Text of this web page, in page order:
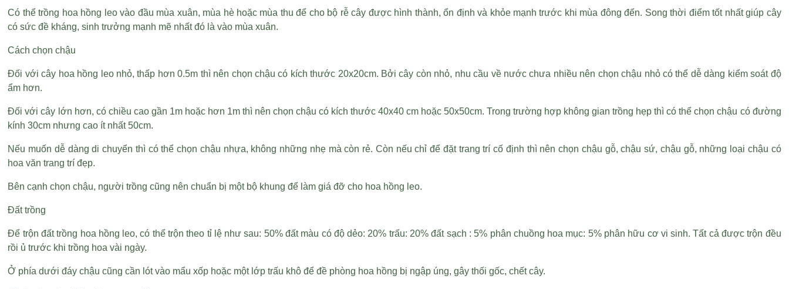
Có thể trồng hoa hồng leo vào đầu mùa xuân, mùa hè hoặc mùa thu để cho bộ rễ cây được hình thành, ổn định và khỏe mạnh trước khi mùa đông đến. Song thời điểm tốt nhất giúp cây
có sức đề kháng, sinh trưởng mạnh mẽ nhất đó là vào mùa xuân.
Cách chọn chậu
Đối với cây hoa hồng leo nhỏ, thấp hơn 0.5m thì nên chọn chậu có kích thước 20x20cm. Bởi cây còn nhỏ, nhu cầu về nước chưa nhiều nên chọn chậu nhỏ có thể dễ dàng kiểm soát độ
ẩm hơn.
Đối với cây lớn hơn, có chiều cao gần 1m hoặc hơn 1m thì nên chọn chậu có kích thước 40x40 cm hoặc 50x50cm. Trong trường hợp không gian trồng hẹp thì có thể chọn chậu có đường
kính 30cm nhưng cao ít nhất 50cm.
Nếu muốn dễ dàng di chuyển thì có thể chọn chậu nhựa, không những nhẹ mà còn rẻ. Còn nếu chỉ để đặt trang trí cố định thì nên chọn chậu gỗ, chậu sứ, chậu gỗ, những loại chậu có
hoa văn trang trí đẹp.
Bên cạnh chọn chậu, người trồng cũng nên chuẩn bị một bộ khung để làm giá đỡ cho hoa hồng leo.
Đất trồng
Để trộn đất trồng hoa hồng leo, có thể trộn theo tỉ lệ như sau: 50% đất màu có độ dẻo: 20% trấu: 20% đất sạch : 5% phân chuồng hoa mục: 5% phân hữu cơ vi sinh. Tất cả được trộn đều
rồi ủ trước khi trồng hoa vài ngày.
Ở phía dưới đáy chậu cũng cần lót vào mẩu xốp hoặc một lớp trấu khô để đề phòng hoa hồng bị ngập úng, gây thối gốc, chết cây.